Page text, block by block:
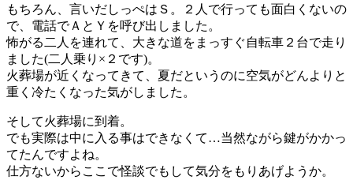
もちろん、言いだしっぺはＳ。２人で行っても面白くないの
で、電話でＡとＹを呼び出しました。
怖がる二人を連れて、大きな道をまっすぐ自転車２台で走り
ました(二人乗り×２です)。
火葬場が近くなってきて、夏だというのに空気がどんよりと
重く冷たくなった気がしました。
そして火葬場に到着。
でも実際は中に入る事はできなくて…当然ながら鍵がかかっ
てたんですよね。
仕方ないからここで怪談でもして気分をもりあげようか。